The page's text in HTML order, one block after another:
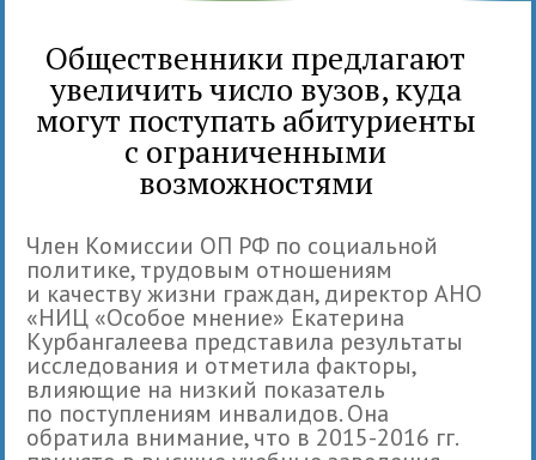
Общественники предлагают
увеличить число вузов, куда
могут поступать абитуриенты
с ограниченными
возможностями
Член Комиссии ОП РФ по социальной
политике, трудовым отношениям
и качеству жизни граждан, директор АНО
«НИЦ «Особое мнение» Екатерина
Курбангалеева представила результаты
исследования и отметила факторы,
влияющие на низкий показатель
по поступлениям инвалидов. Она
обратила внимание, что в 2015-2016 гг.